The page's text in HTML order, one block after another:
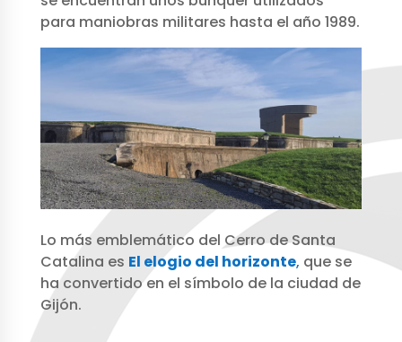
para maniobras militares hasta el año 1989.
Lo más emblemático del Cerro de Santa
Catalina es El elogio del horizonte, que se
ha convertido en el símbolo de la ciudad de
Gijón.